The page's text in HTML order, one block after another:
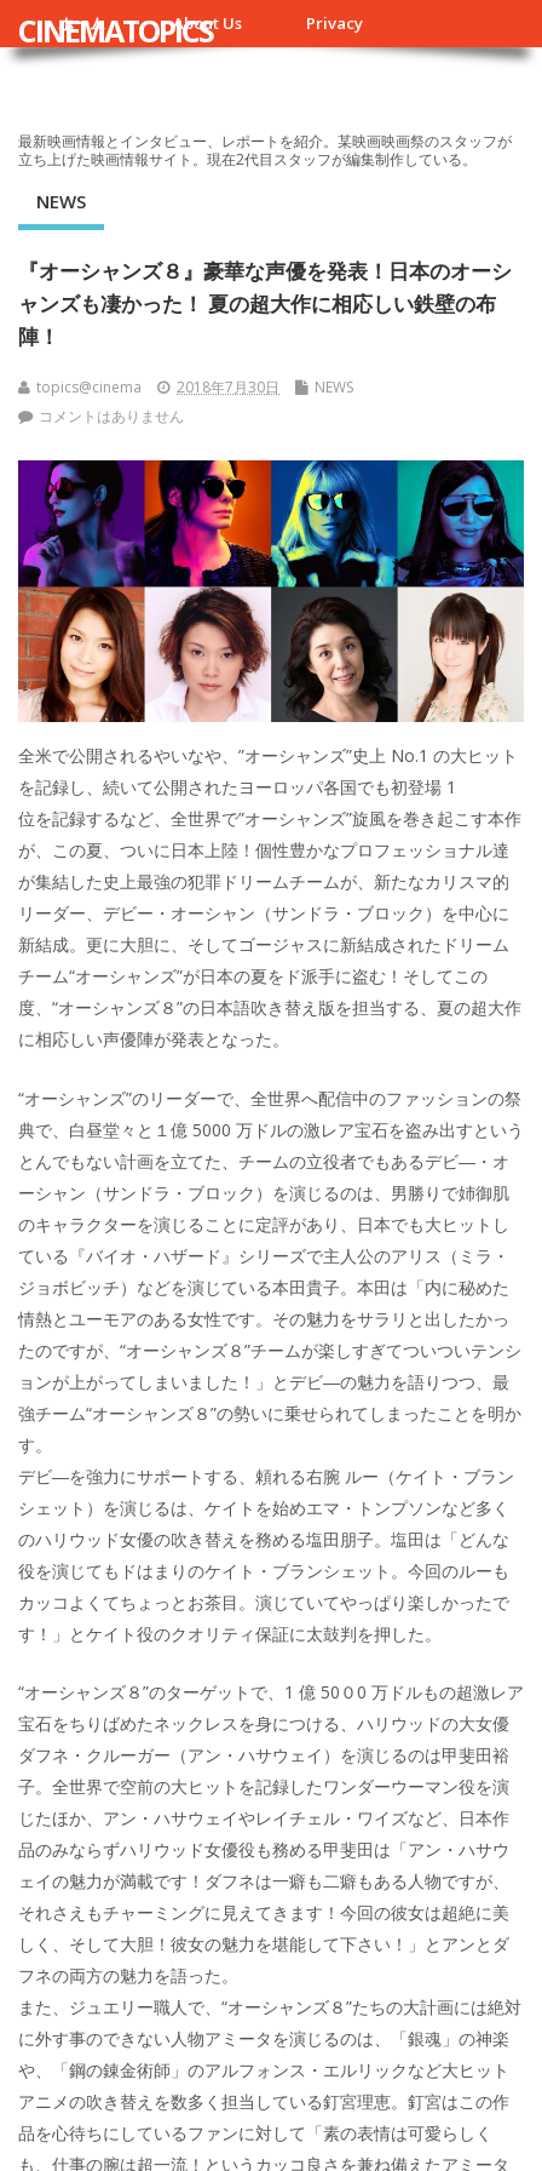
ホーム About Us Privacy
CINEMATOPICS
最新映画情報とインタビュー、レポートを紹介。某映画映画祭のスタッフが
立ち上げた映画情報サイト。現在2代目スタッフが編集制作している。
NEWS
『オーシャンズ８』豪華な声優を発表！日本のオーシ
ャンズも凄かった！ 夏の超大作に相応しい鉄壁の布
陣！
topics@cinema 2018年7月30日
NEWS
コメントはありません
全米で公開されるやいなや、”オーシャンズ”史上 No.1 の大ヒット
を記録し、続いて公開されたヨーロッパ各国でも初登場 1
位を記録するなど、全世界で”オーシャンズ”旋風を巻き起こす本作
が、この夏、ついに日本上陸！個性豊かなプロフェッショナル達
が集結した史上最強の犯罪ドリームチームが、新たなカリスマ的
リーダー、デビー・オーシャン（サンドラ・ブロック）を中心に
新結成。更に大胆に、そしてゴージャスに新結成されたドリーム
チーム“オーシャンズ”が日本の夏をド派手に盗む！そしてこの
度、“オーシャンズ８”の日本語吹き替え版を担当する、夏の超大作
に相応しい声優陣が発表となった。
“オーシャンズ”のリーダーで、全世界へ配信中のファッションの祭
典で、白昼堂々と１億 5000 万ドルの激レア宝石を盗み出すという
とんでもない計画を立てた、チームの立役者でもあるデビ―・オ
ーシャン（サンドラ・ブロック）を演じるのは、男勝りで姉御肌
のキャラクターを演じることに定評があり、日本でも大ヒットし
ている『バイオ・ハザード』シリーズで主人公のアリス（ミラ・
ジョボビッチ）などを演じている本田貴子。本田は「内に秘めた
情熱とユーモアのある女性です。その魅力をサラリと出したかっ
たのですが、“オーシャンズ８”チームが楽しすぎてついついテンシ
ョンが上がってしまいました！」とデビ―の魅力を語りつつ、最
強チーム“オーシャンズ８”の勢いに乗せられてしまったことを明か
す。
デビ―を強力にサポートする、頼れる右腕 ルー（ケイト・ブラン
シェット）を演じるは、ケイトを始めエマ・トンプソンなど多く
のハリウッド女優の吹き替えを務める塩田朋子。塩田は「どんな
役を演じてもドはまりのケイト・ブランシェット。今回のルーも
カッコよくてちょっとお茶目。演じていてやっぱり楽しかったで
す！」とケイト役のクオリティ保証に太鼓判を押した。
“オーシャンズ８”のターゲットで、1 億 50０0 万ドルもの超激レア
宝石をちりばめたネックレスを身につける、ハリウッドの大女優
ダフネ・クルーガー（アン・ハサウェイ）を演じるのは甲斐田裕
子。全世界で空前の大ヒットを記録したワンダーウーマン役を演
じたほか、アン・ハサウェイやレイチェル・ワイズなど、日本作
品のみならずハリウッド女優役も務める甲斐田は「アン・ハサウ
ェイの魅力が満載です！ダフネは一癖も二癖もある人物ですが、
それさえもチャーミングに見えてきます！今回の彼女は超絶に美
しく、そして大胆！彼女の魅力を堪能して下さい！」とアンとダ
フネの両方の魅力を語った。
また、ジュエリー職人で、“オーシャンズ８”たちの大計画には絶対
に外す事のできない人物アミータを演じるのは、「銀魂」の神楽
や、「鋼の錬金術師」のアルフォンス・エルリックなど大ヒット
アニメの吹き替えを数多く担当している釘宮理恵。釘宮はこの作
品を心待ちにしているファンに対して「素の表情は可愛らしく
も、仕事の腕は超一流！というカッコ良さを兼ね備えたアミータ